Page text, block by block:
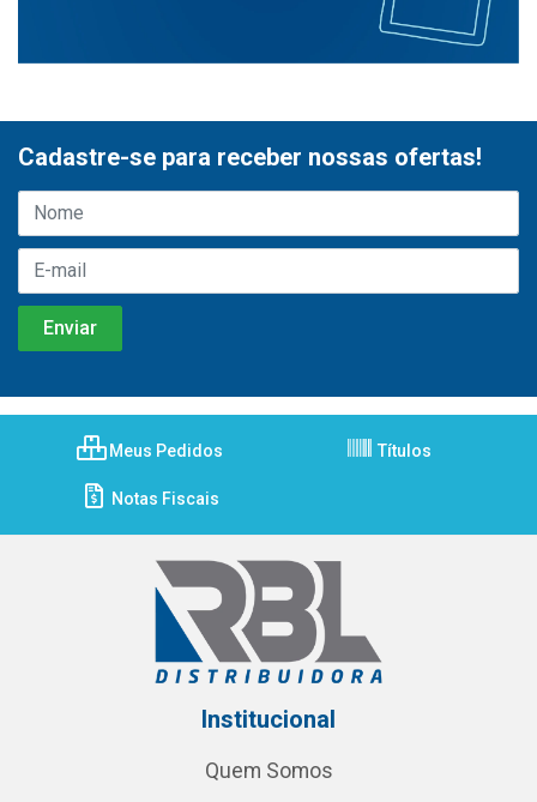
Cadastre-se para receber nossas ofertas!
Meus Pedidos Títulos
Notas Fiscais
Institucional
Quem Somos